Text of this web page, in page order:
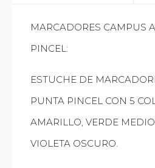
MARCADORES CAMPUS
PINCEL:
ESTUCHE DE
PUNTA PINCEL CON 5
AMARILLO, VERDE
VIOLETA OSCURO.